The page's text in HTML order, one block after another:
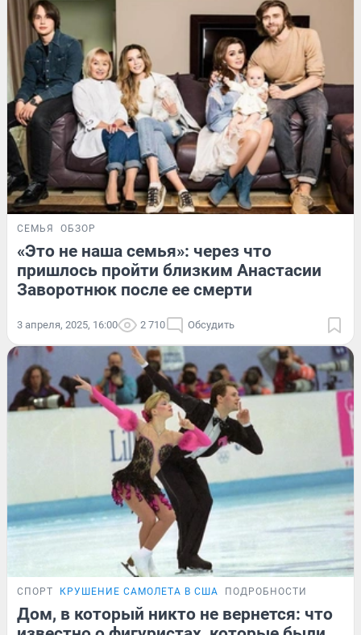
СЕМЬЯ ОБЗОР
«Это не наша семья»: через что
пришлось пройти близким Анастасии
Заворотнюк после ее смерти
3 апреля, 2025, 16:00 2 710 Обсудить
СПОРТ КРУШЕНИЕ САМОЛЕТА В США ПОДРОБНОСТИ
Дом, в который никто не вернется: что